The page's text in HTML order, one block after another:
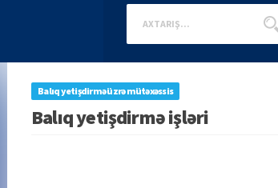
Balıq yetişdirmə üzrə mütəxəssis
Balıq yetişdirmə işləri